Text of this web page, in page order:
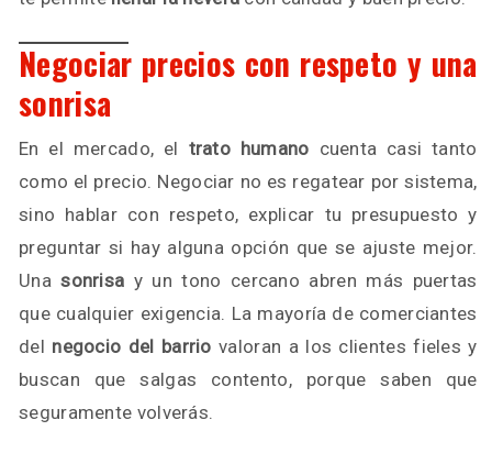
Negociar precios con respeto y una
sonrisa
En el mercado, el trato humano cuenta casi tanto
como el precio. Negociar no es regatear por sistema,
sino hablar con respeto, explicar tu presupuesto y
preguntar si hay alguna opción que se ajuste mejor.
Unasonrisa y un tono cercano abren más puertas
que cualquier exigencia. La mayoría de comerciantes
del negocio del barrio valoran a los clientes fieles y
buscan que salgas contento, porque saben que
seguramente volverás.